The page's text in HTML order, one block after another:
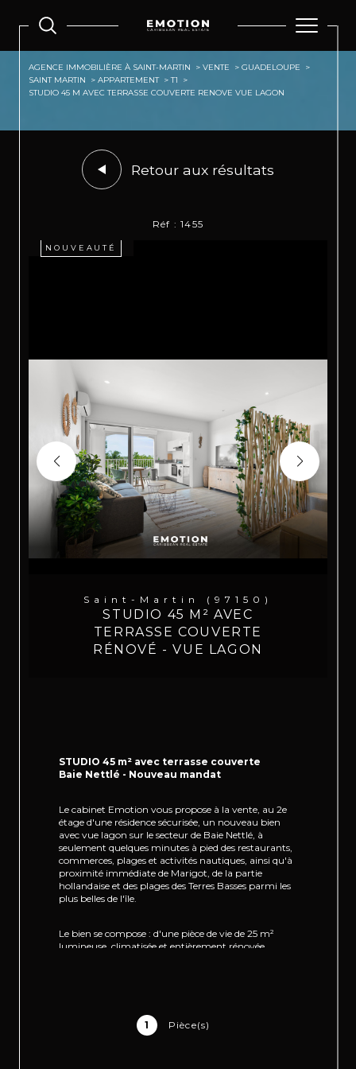
AGENCE IMMOBILIÈRE À SAINT-MARTIN VENTE
GUADELOUPE
SAINT MARTIN
APPARTEMENT
T1
STUDIO 45 M AVEC TERRASSE COUVERTE RENOVE VUE LAGON
Retour aux résultats
Réf : 1455
NOUVEAUTÉ
Saint-Martin (97150)
STUDIO 45 M² AVEC
TERRASSE COUVERTE
RÉNOVÉ - VUE LAGON
1 Pièce(s)
STUDIO 45 m² avec terrasse couverte
Baie Nettlé - Nouveau mandat
Le cabinet Emotion vous propose à la vente, au 2e
étage d'une résidence sécurisée, un nouveau bien
avec vue lagon sur le secteur de Baie Nettlé, à
seulement quelques minutes à pied des restaurants,
commerces, plages et activités nautiques, ainsi qu'à
proximité immédiate de Marigot, de la partie
hollandaise et des plages des Terres Basses parmi les
plus belles de l'île.
Le bien se compose : d'une pièce de vie de 25 m²
lumineuse, climatisée et entièrement rénovée,
Le bien se compose en annexes : deux piscines